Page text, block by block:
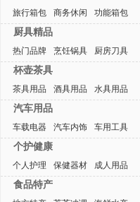
旅行箱包 商务休闲 功能箱包
厨具精品
热门品牌 烹饪锅具 厨房刀具
杯壶茶具
茶具用品 酒具用品 水具用品
汽车用品
车载电器 汽车内饰 车用工具
个护健康
个人护理 保健器材 成人用品
食品特产